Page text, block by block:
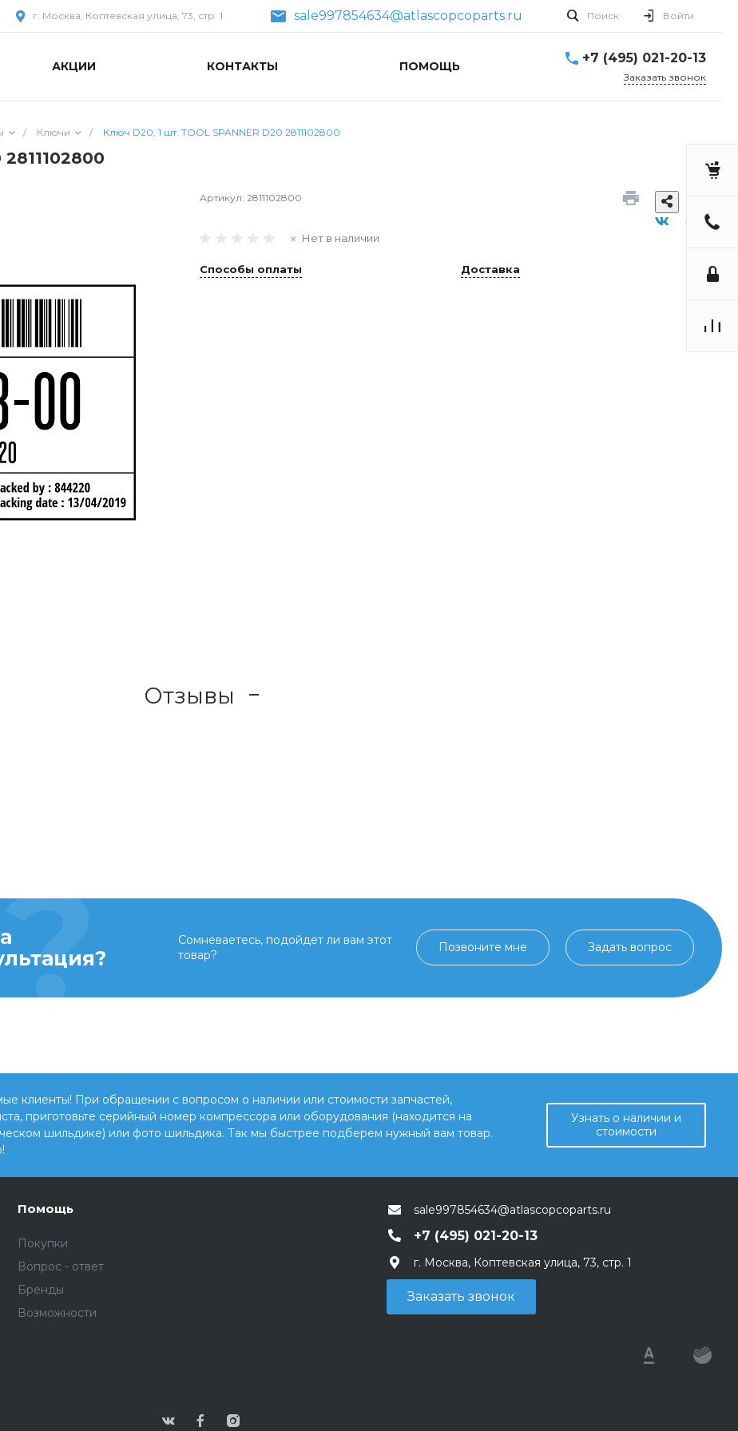
г. Москва, Коптевская улица, 73, стр. 1 sale997854634@atlascopcoparts.ru Поиск Войти
АКЦИИ КОНТАКТЫ ПОМОЩЬ
+7 (495) 021-20-13
Заказать звонок
/ Ключи / Ключ D20, 1 шт. TOOL SPANNER D20 2811102800
Артикул: 2811102800
Нет в наличии
Способы оплаты Доставка
Отзывы
Сомневаетесь, подойдет ли вам этот
товар?
Позвоните мне Задать вопрос
клиенты! При обращении с вопросом о наличии или стоимости запчастей,
приготовьте серийный номер компрессора или оборудования (находится на
шильдике) или фото шильдика. Так мы быстрее подберем нужный вам товар.
Узнать о наличии и
стоимости
Помощь
Покупки
Вопрос - ответ
Бренды
Возможности
sale997854634@atlascopcoparts.ru
+7 (495) 021-20-13
г. Москва, Коптевская улица, 73, стр. 1
Заказать звонок